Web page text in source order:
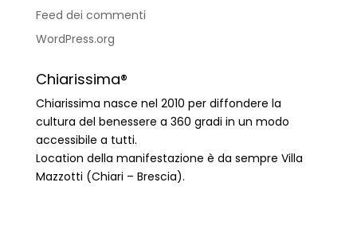
Feed dei commenti
WordPress.org
Chiarissima®
Chiarissima nasce nel 2010 per diffondere la
cultura del benessere a 360 gradi in un modo
accessibile a tutti.
Location della manifestazione è da sempre Villa
Mazzotti (Chiari – Brescia).